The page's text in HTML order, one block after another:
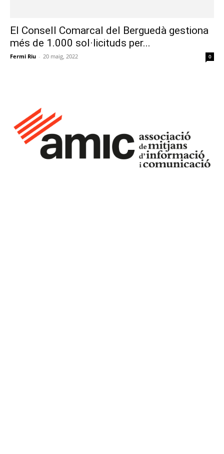
El Consell Comarcal del Berguedà gestiona
més de 1.000 sol·licituds per...
Fermi Riu - 20 maig, 2022 0